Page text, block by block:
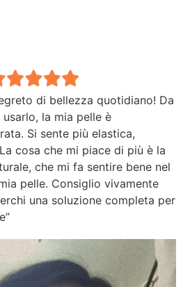
di bellezza quotidiano! Da
la mia pelle è
Si sente più elastica,
cosa che mi piace di più è la
che mi fa sentire bene nel
pelle. Consiglio vivamente
una soluzione completa per